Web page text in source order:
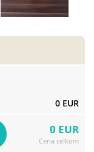
0 EUR
0 EUR
Cena celkom